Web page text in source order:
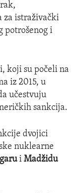
za istraživački
potrošenog i
koji su počeli na
iz 2015, u
učestvuju
sankcija.
dvojici
nuklearne
i Madžidu